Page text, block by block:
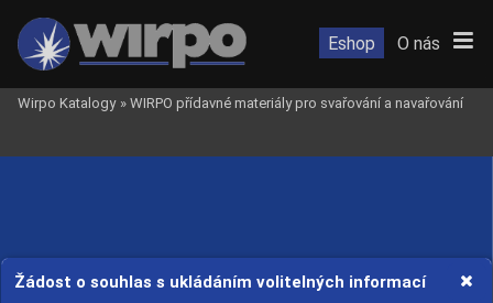
Žádost o souhlas s ukládáním volitelných informací
Eshop O nás
Wirpo Katalogy » WIRPO přídavné materiály pro svařování a navařování